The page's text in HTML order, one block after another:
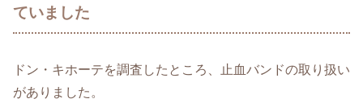
ていました
ドン・キホーテを調査したところ、止血バンドの取り扱い
がありました。